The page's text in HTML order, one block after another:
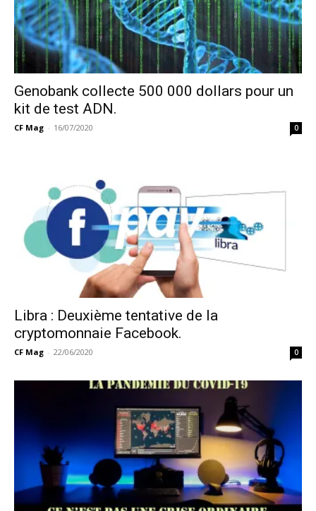
Genobank collecte 500 000 dollars pour un
kit de test ADN.
CF Mag - 16/07/2020 0
Libra : Deuxième tentative de la
cryptomonnaie Facebook.
CF Mag - 22/06/2020 0